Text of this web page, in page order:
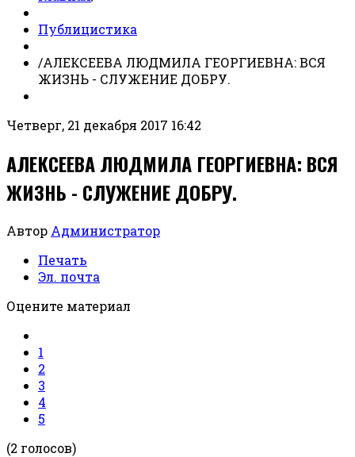
Публицистика
/АЛЕКСЕЕВА ЛЮДМИЛА ГЕОРГИЕВНА: ВСЯ
ЖИЗНЬ - СЛУЖЕНИЕ ДОБРУ.
Четверг, 21 декабря 2017 16:42
АЛЕКСЕЕВА ЛЮДМИЛА ГЕОРГИЕВНА: ВСЯ
ЖИЗНЬ - СЛУЖЕНИЕ ДОБРУ.
Автор Администратор
Печать
Эл. почта
Оцените материал
1
2
3
4
5
(2 голосов)